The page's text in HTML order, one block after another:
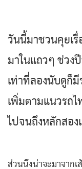
วันนี้มาชวนคุยเรื่
มาในแถวๆ ช่วง
เท่าที่ลองนับดูก็มี
เพิ่มตามแนวรถไ
ไปจนถึงหลักสอง
ส่วนนึงน่าจะมาจากเ